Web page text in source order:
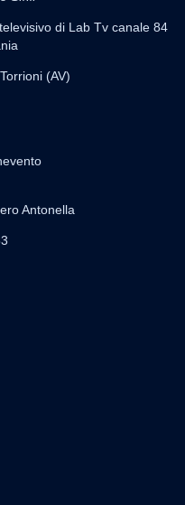
di Lab Tv canale 84
(AV)
Antonella